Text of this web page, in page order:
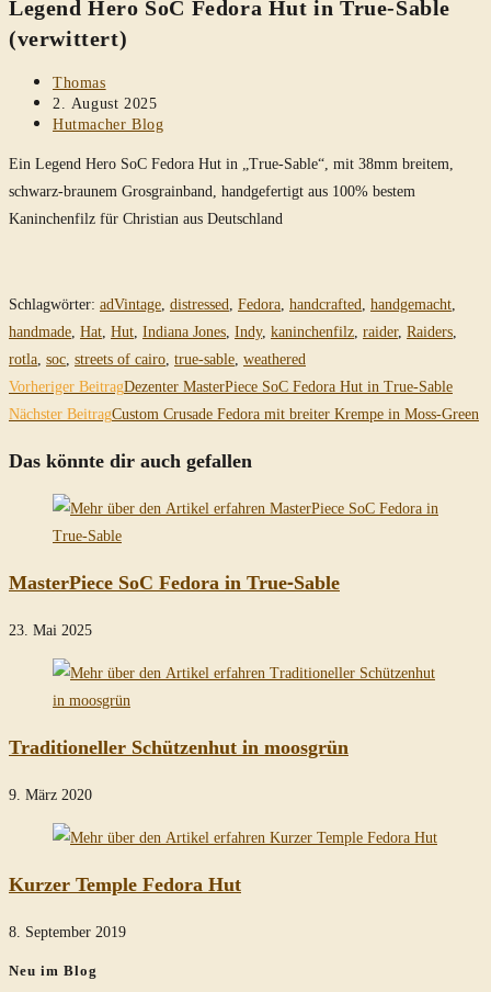
durchsuchen
Legend Hero SoC Fedora Hut in True-Sable
(verwittert)
Beitrags-
Autor:
Thomas
Beitrag
veröffentlicht:
2. August 2025
Beitrags-
Hutmacher Blog
Ein Legend Hero SoC Fedora Hut in „True-Sable“, mit 38mm breitem,
schwarz-braunem Grosgrainband, handgefertigt aus 100% bestem
Kaninchenfilz für Christian aus Deutschland
Schlagwörter: adVintage, distressed, Fedora, handcrafted, handgemacht,
handmade, Hat, Hut, Indiana Jones, Indy, kaninchenfilz, raider, Raiders,
rotla, soc, streets of cairo, true-sable, weathered
Weitere
Artikel
ansehen
Vorheriger BeitragDezenter MasterPiece SoC Fedora Hut in True-Sable
Nächster BeitragCustom Crusade Fedora mit breiter Krempe in Moss-Green
Das könnte dir auch gefallen
MasterPiece SoC Fedora in True-Sable
23. Mai 2025
Traditioneller Schützenhut in moosgrün
9. März 2020
Kurzer Temple Fedora Hut
8. September 2019
Neu im Blog